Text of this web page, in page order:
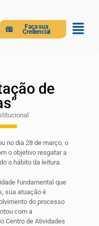
Faça sua
Credencial
de
no dia 28 de março, o
o objetivo resgatar a
o hábito da leitura.
fundamental que
sua atuação é
do processo
com a
Centro de Atividades